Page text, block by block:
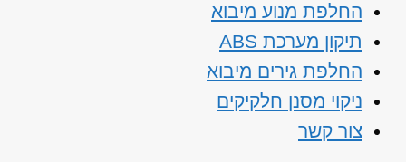
החלפת מנוע מיבוא
תיקון מערכת ABS
החלפת גירים מיבוא
ניקוי מסנן חלקיקים
צור קשר